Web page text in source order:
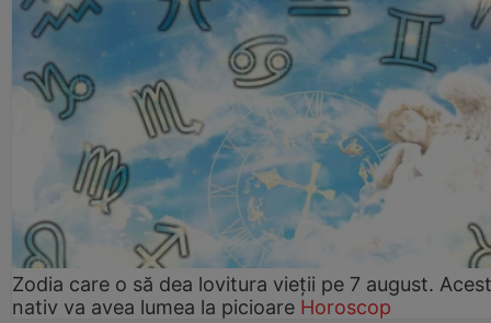
Zodia care o să dea lovitura vieții pe 7 august. Acest
nativ va avea lumea la picioare Horoscop